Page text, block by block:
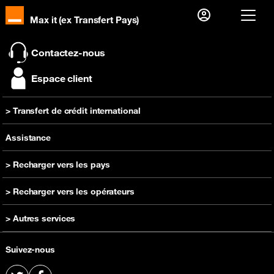
Max it (ex Transfert Pays)
Je suis déjà client alors
Première visite ?
Créer votre compte
Suivez-nous
> Transfert de crédit international
Recharger
Assistance
> Recharger vers les pays
Recharge Cameroun
Recharge RD Congo
Recharge Côte d'Ivoire
> Recharger vers les opérateurs
Recharge Orange Cameroun
Recharge Orange RD Congo
Recharge Orange Côte d'Ivoire
Recharge Orange Guinée
> Autres services
Contactez-nous
Espace client